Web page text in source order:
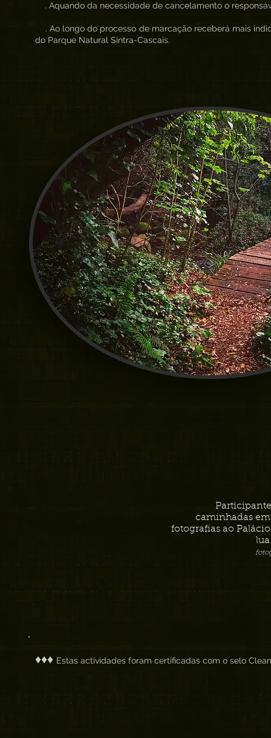
. Aquando da necessidade de cancelamento o
. Ao longo do processo de marcação receberá mais
do Parque Natural Sintra-Cascais.
caminhadas
fotografias ao
♦♦♦ Estas actividades foram certificadas com o selo